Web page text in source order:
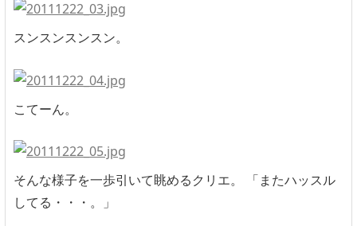
スンスンスンスン。
こてーん。
そんな様子を一歩引いて眺めるクリエ。 「またハッスル
してる・・・。」